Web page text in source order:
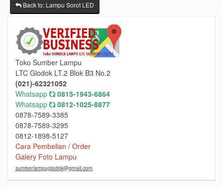
Back to: Lampu Sorot LED
Toko Sumber Lampu
LTC Glodok LT.2 Blok B3 No.2
(021)-62321052
Whatsapp
0815-1943-6864
Whatsapp
0812-1025-8877
0878-7589-3385
0878-7589-3295
0812-1898-5127
Cara Pembelian / Order
Galery Foto Lampu
sumberlampuglodok@gmail.com